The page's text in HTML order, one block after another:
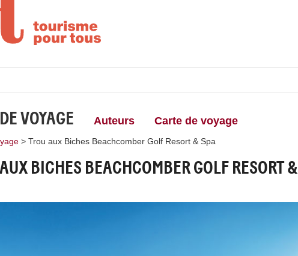
VOYAGE Auteurs Carte de voyage
> Trou aux Biches Beachcomber Golf Resort & Spa
BICHES BEACHCOMBER GOLF RESORT &